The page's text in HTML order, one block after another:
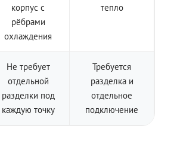
корпус с
рёбрами
охлаждения
тепло
Не требует
отдельной
разделки под
каждую точку
Требуется
разделка и
отдельное
подключение